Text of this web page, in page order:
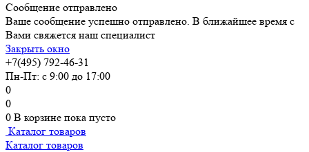
Сообщение отправлено
Ваше сообщение успешно отправлено. В ближайшее время с
Вами свяжется наш специалист
Закрыть окно
+7(495) 792-46-31
Пн-Пт: с 9:00 до 17:00
0
0
0 В корзине пока пусто
Каталог товаров
Каталог товаров